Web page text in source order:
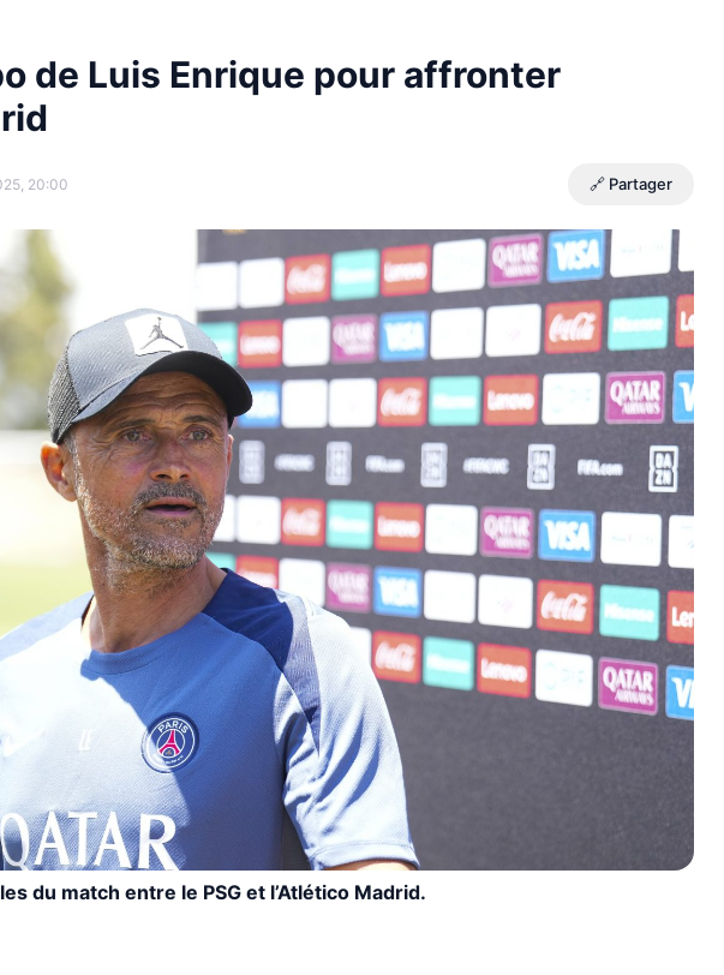
de Luis Enrique pour affronter
20:00 🔗 Partager
du match entre le PSG et l’Atlético Madrid.